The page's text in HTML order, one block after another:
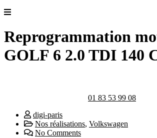
Reprogrammation
GOLF 6 2.0 TDI 140
01 83 53 99 08
digi-paris
Nos réalisations, Volkswagen
No Comments